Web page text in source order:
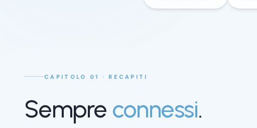
CAPITOLO 01 · RECAPITI
Sempre connessi.